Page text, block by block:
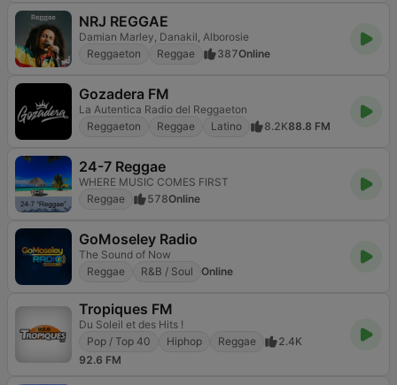
NRJ REGGAE
Damian Marley, Danakil, Alborosie
Reggaeton
Reggae 387Online
Gozadera FM
La Autentica Radio del Reggaeton
Reggaeton
Reggae Latino 8.2K88.8 FM
24-7 Reggae
WHERE MUSIC COMES FIRST
Reggae
578Online
GoMoseley Radio
The Sound of Now
Reggae
R&B / Soul Online
Tropiques FM
Du Soleil et des Hits !
Pop / Top 40
Hiphop Reggae
2.4K
92.6 FM